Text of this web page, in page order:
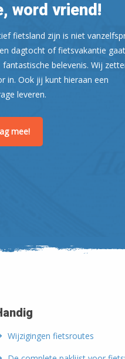
word vriend!
fietsland zijn is niet
dagtocht of fietsvakantie
belevenis. Wij
in. Ook jij kunt hieraan een
leveren.
mee!
Wijzigingen fietsroutes